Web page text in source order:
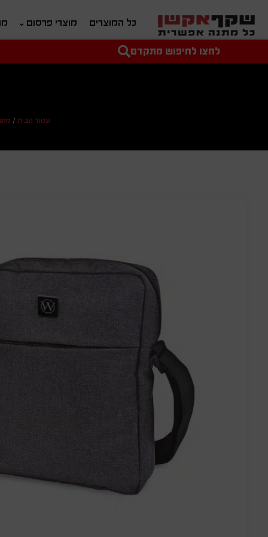
כל המוצרים מוצרי פרסום
טקסט חופשי לחיפוש מחיר מיני'לחצו לחיפוש מתקדם
עמוד הבית /